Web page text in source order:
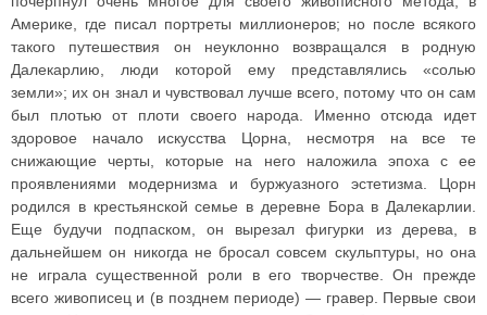
Америке, где писал портреты миллионеров; но после всякого
такого путешествия он неуклонно возвращался в родную
Далекарлию, люди которой ему представлялись «солью
земли»; их он знал и чувствовал лучше всего, потому что он сам
был плотью от плоти своего народа. Именно отсюда идет
здоровое начало искусства Цорна, несмотря на все те
снижающие черты, которые на него наложила эпоха с ее
проявлениями модернизма и буржуазного эстетизма. Цорн
родился в крестьянской семье в деревне Бора в Далекарлии.
Еще будучи подпаском, он вырезал фигурки из дерева, в
дальнейшем он никогда не бросал совсем скульптуры, но она
не играла существенной роли в его творчестве. Он прежде
всего живописец и (в позднем периоде) — гравер. Первые свои